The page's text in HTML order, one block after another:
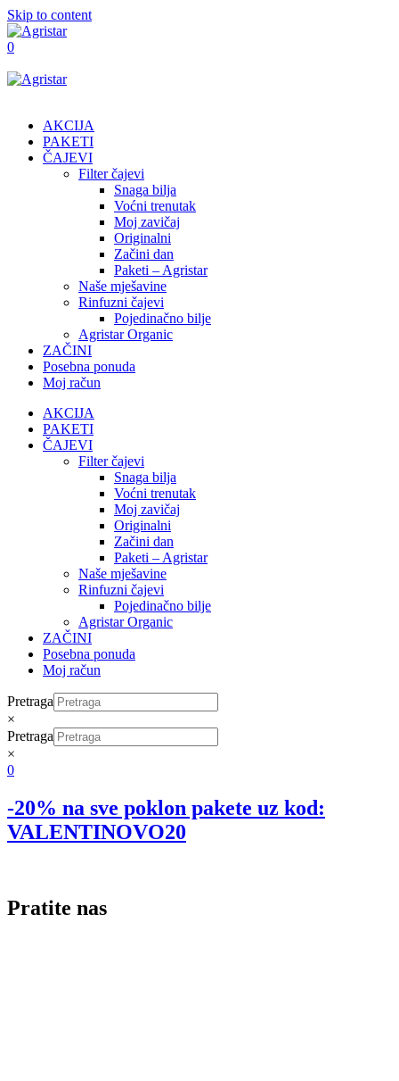
Skip to content
0
AKCIJA
PAKETI
ČAJEVI
Filter čajevi
Snaga bilja
Voćni trenutak
Moj zavičaj
Originalni
Začini dan
Paketi – Agristar
Naše mješavine
Rinfuzni čajevi
Pojedinačno bilje
Agristar Organic
ZAČINI
Posebna ponuda
Moj račun
AKCIJA
PAKETI
ČAJEVI
Filter čajevi
Snaga bilja
Voćni trenutak
Moj zavičaj
Originalni
Začini dan
Paketi – Agristar
Naše mješavine
Rinfuzni čajevi
Pojedinačno bilje
Agristar Organic
ZAČINI
Posebna ponuda
Moj račun
Pretraga
×
Pretraga
×
0
-20% na sve poklon pakete uz kod:
VALENTINOVO20
Pratite nas